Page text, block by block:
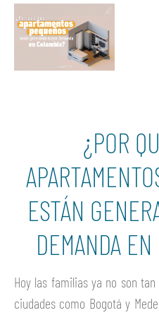
¿POR
ESTÁN
DEMANDA
Hoy las familias ya no son
ciudades como Bogotá y